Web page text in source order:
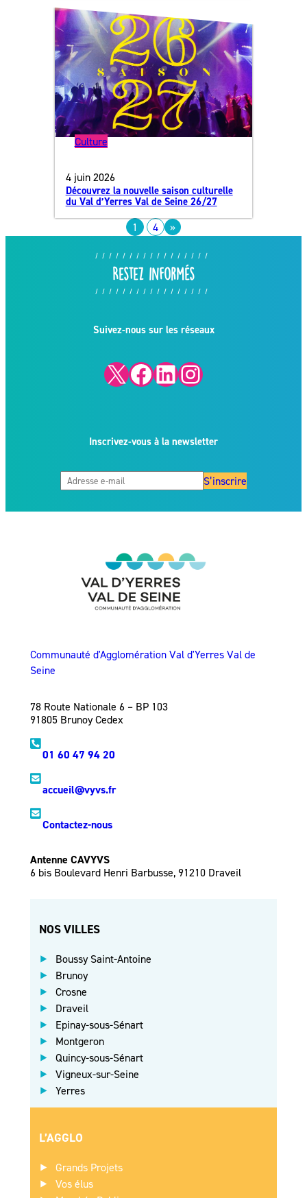
Culture
4 juin 2026
Découvrez la nouvelle saison culturelle
du Val d’Yerres Val de Seine 26/27
1 4 »
Restez informés
Suivez-nous sur les réseaux
X Facebook LinkedIn Instagram
Inscrivez-vous à la newsletter
S’inscrire
Communauté d'Agglomération Val d'Yerres Val de
Seine
78 Route Nationale 6 – BP 103
91805 Brunoy Cedex
01 60 47 94 20
accueil@vyvs.fr
Contactez-nous
Antenne CAVYVS
6 bis Boulevard Henri Barbusse, 91210 Draveil
NOS VILLES
Boussy Saint-Antoine
Brunoy
Crosne
Draveil
Epinay-sous-Sénart
Montgeron
Quincy-sous-Sénart
Vigneux-sur-Seine
Yerres
L’AGGLO
Grands Projets
Vos élus